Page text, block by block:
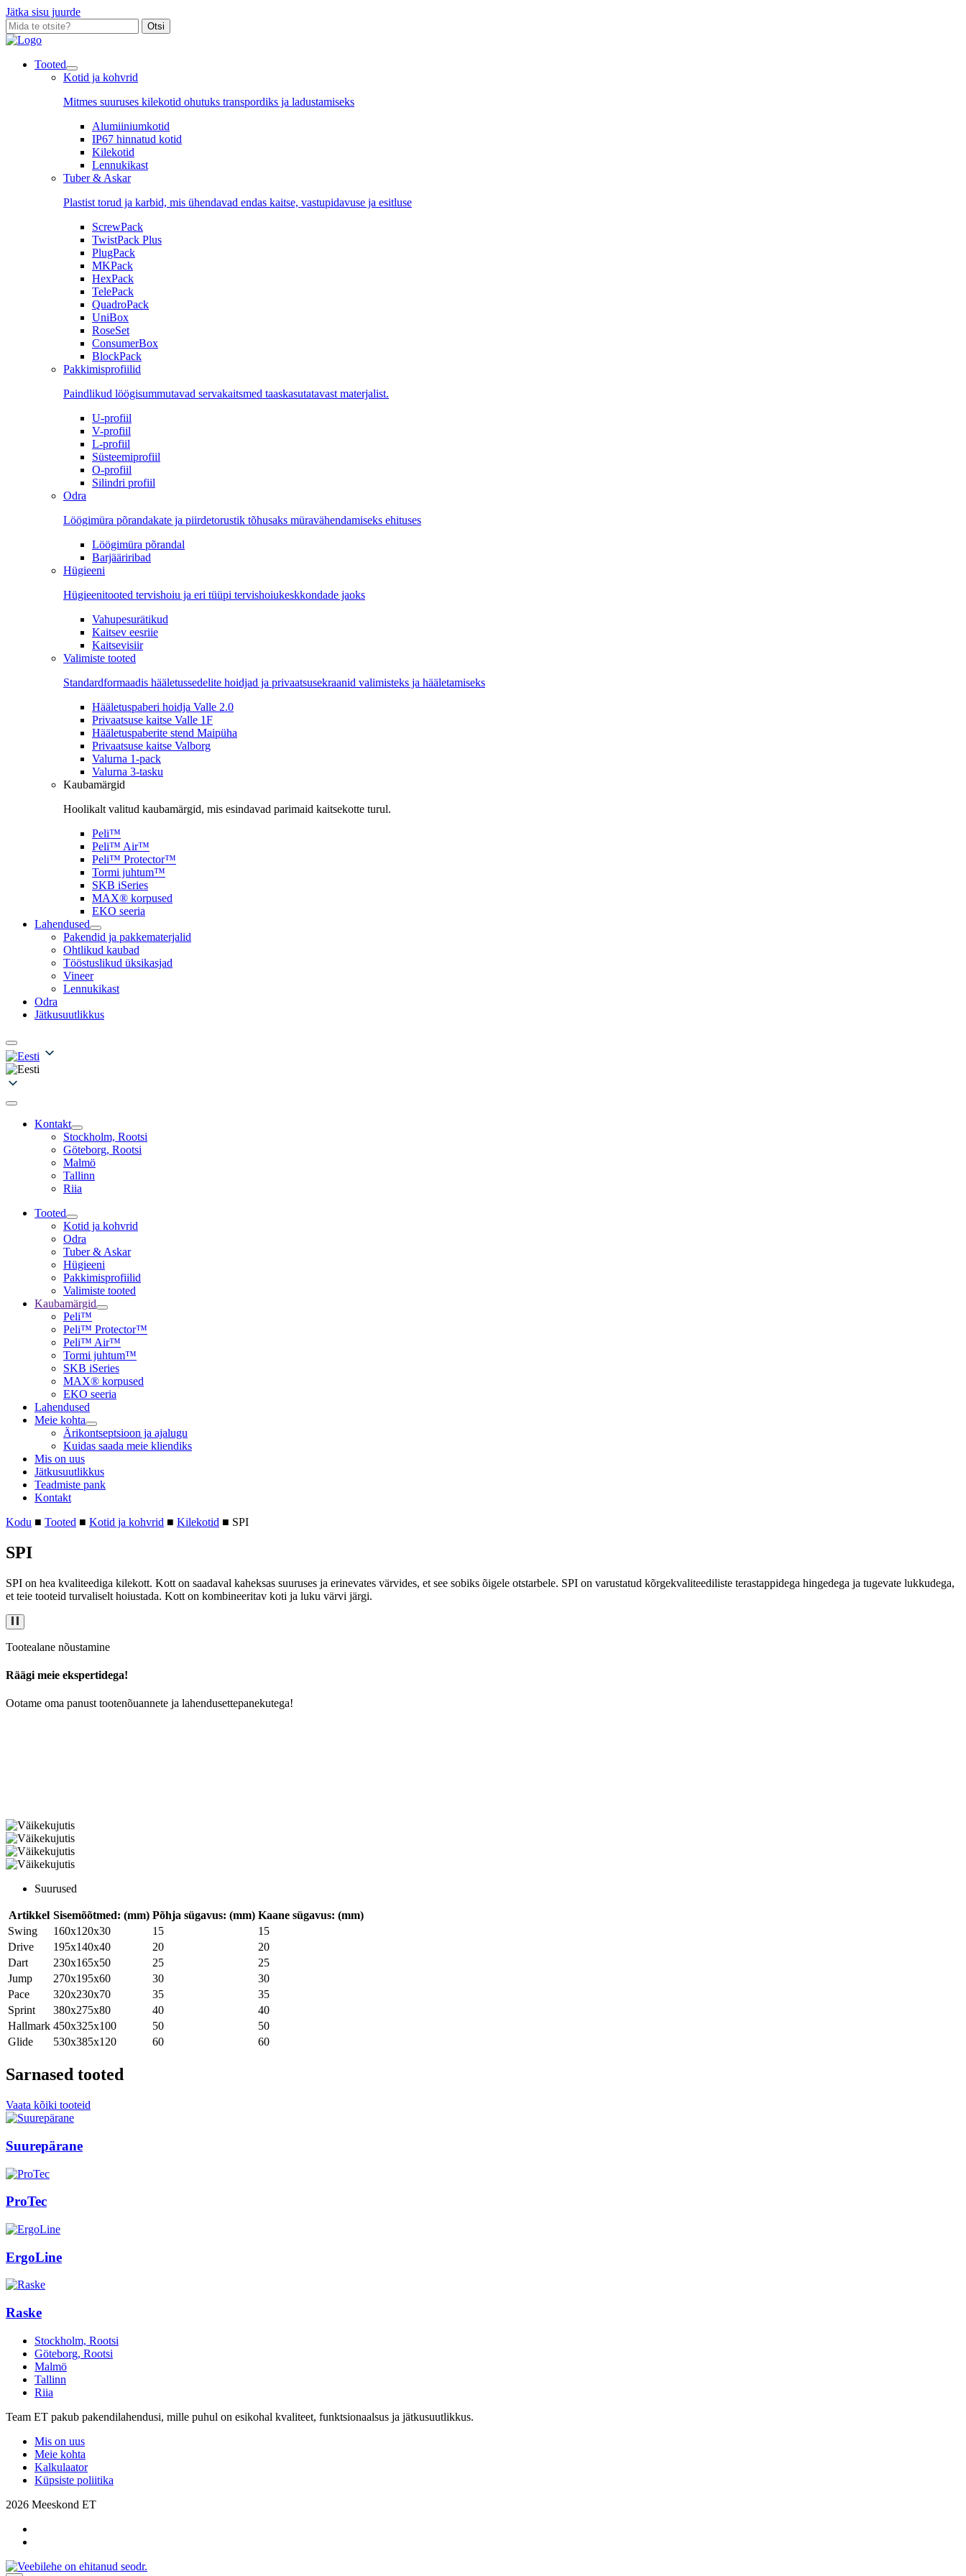
Jätka sisu juurde
Otsi
Tooted
Kotid ja kohvrid
Mitmes suuruses kilekotid ohutuks transpordiks ja ladustamiseks
Alumiiniumkotid
IP67 hinnatud kotid
Kilekotid
Lennukikast
Tuber & Askar
Plastist torud ja karbid, mis ühendavad endas kaitse, vastupidavuse ja esitluse
ScrewPack
TwistPack Plus
PlugPack
MKPack
HexPack
TelePack
QuadroPack
UniBox
RoseSet
ConsumerBox
BlockPack
Pakkimisprofiilid
Paindlikud löögisummutavad servakaitsmed taaskasutatavast materjalist.
U-profiil
V-profiil
L-profiil
Süsteemiprofiil
O-profiil
Silindri profiil
Odra
Löögimüra põrandakate ja piirdetorustik tõhusaks müravähendamiseks ehituses
Löögimüra põrandal
Barjääriribad
Hügieeni
Hügieenitooted tervishoiu ja eri tüüpi tervishoiukeskkondade jaoks
Vahupesurätikud
Kaitsev eesriie
Kaitsevisiir
Valimiste tooted
Standardformaadis hääletussedelite hoidjad ja privaatsusekraanid valimisteks ja hääletamiseks
Hääletuspaberi hoidja Valle 2.0
Privaatsuse kaitse Valle 1F
Hääletuspaberite stend Maipüha
Privaatsuse kaitse Valborg
Valurna 1-pack
Valurna 3-tasku
Kaubamärgid
Hoolikalt valitud kaubamärgid, mis esindavad parimaid kaitsekotte turul.
Peli™
Peli™ Air™
Peli™ Protector™
Tormi juhtum™
SKB iSeries
MAX® korpused
EKO seeria
Lahendused
Pakendid ja pakkematerjalid
Ohtlikud kaubad
Tööstuslikud üksikasjad
Vineer
Lennukikast
Odra
Jätkusuutlikkus
Kontakt
Stockholm, Rootsi
Göteborg, Rootsi
Malmö
Tallinn
Riia
Tooted
Kotid ja kohvrid
Odra
Tuber & Askar
Hügieeni
Pakkimisprofiilid
Valimiste tooted
Kaubamärgid
Peli™
Peli™ Protector™
Peli™ Air™
Tormi juhtum™
SKB iSeries
MAX® korpused
EKO seeria
Lahendused
Meie kohta
Ärikontseptsioon ja ajalugu
Kuidas saada meie kliendiks
Mis on uus
Jätkusuutlikkus
Teadmiste pank
Kontakt
Kodu ■ Tooted ■ Kotid ja kohvrid ■ Kilekotid ■ SPI
SPI
SPI on hea kvaliteediga kilekott. Kott on saadaval kaheksas suuruses ja erinevates värvides, et see sobiks õigele otstarbele. SPI on varustatud kõrgekvaliteediliste terastappidega hingedega ja tugevate lukkudega,
et teie tooteid turvaliselt hoiustada. Kott on kombineeritav koti ja luku värvi järgi.
Tootealane nõustamine
Räägi meie ekspertidega!
Ootame oma panust tootenõuannete ja lahendusettepanekutega!
Suurused
Artikkel Sisemõõtmed: (mm) Põhja sügavus: (mm) Kaane sügavus: (mm)
Swing
160x120x30 15
15
Drive
195x140x40 20
20
Dart
230x165x50 25
25
Jump
270x195x60 30
30
Pace
320x230x70 35
35
Sprint
380x275x80 40
40
Hallmark 450x325x100 50
50
Glide
530x385x120 60 60
Sarnased tooted
Vaata kõiki tooteid
Suurepärane
ProTec
ErgoLine
Raske
Stockholm, Rootsi
Göteborg, Rootsi
Malmö
Tallinn
Riia
Team ET pakub pakendilahendusi, mille puhul on esikohal kvaliteet, funktsionaalsus ja jätkusuutlikkus.
Mis on uus
Meie kohta
Kalkulaator
Küpsiste poliitika
2026 Meeskond ET